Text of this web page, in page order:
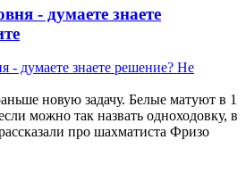
- думаете знаете
новую задачу. Белые матуют в 1
можно так назвать одноходовку, в
про шахматиста Фризо